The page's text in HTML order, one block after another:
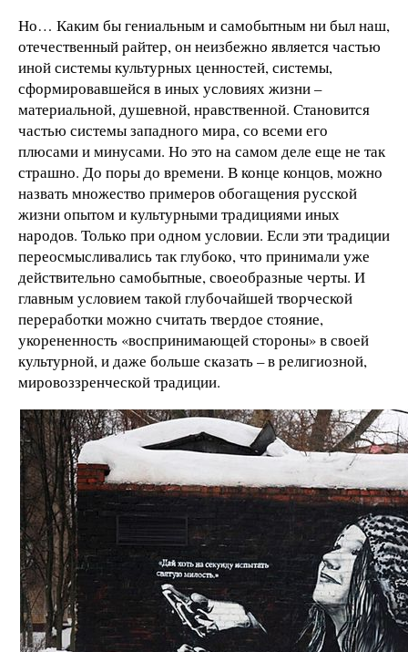
Но… Каким бы гениальным и самобытным ни был наш,
отечественный райтер, он неизбежно является частью
иной системы культурных ценностей, системы,
сформировавшейся в иных условиях жизни –
материальной, душевной, нравственной. Становится
частью системы западного мира, со всеми его
плюсами и минусами. Но это на самом деле еще не так
страшно. До поры до времени. В конце концов, можно
назвать множество примеров обогащения русской
жизни опытом и культурными традициями иных
народов. Только при одном условии. Если эти традиции
переосмысливались так глубоко, что принимали уже
действительно самобытные, своеобразные черты. И
главным условием такой глубочайшей творческой
переработки можно считать твердое стояние,
укорененность «воспринимающей стороны» в своей
культурной, и даже больше сказать – в религиозной,
мировоззренческой традиции.